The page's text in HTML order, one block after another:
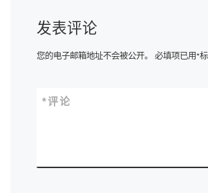
发表评论
您的电子邮箱地址不会被公开。 必填项已用*
评论
*